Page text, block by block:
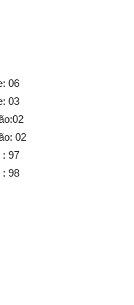
06
03
02
: 97
: 98